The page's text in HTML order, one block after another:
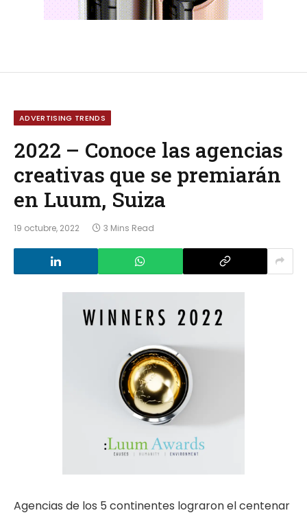
ADVERTISING TRENDS
2022 – Conoce las agencias
creativas que se premiarán
en Luum, Suiza
19 octubre, 2022 3 Mins Read
Agencias de los 5 continentes lograron el centenar